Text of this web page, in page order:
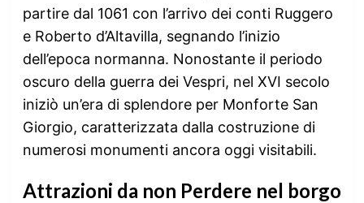
partire dal 1061 con l’arrivo dei conti Ruggero
e Roberto d’Altavilla, segnando l’inizio
dell’epoca normanna. Nonostante il periodo
oscuro della guerra dei Vespri, nel XVI secolo
iniziò un’era di splendore per Monforte San
Giorgio, caratterizzata dalla costruzione di
numerosi monumenti ancora oggi visitabili.
Attrazioni da non Perdere nel borgo